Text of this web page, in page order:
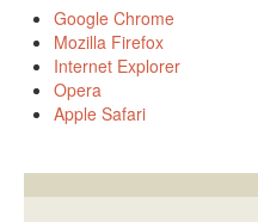
Google Chrome
Mozilla Firefox
Internet Explorer
Opera
Apple Safari